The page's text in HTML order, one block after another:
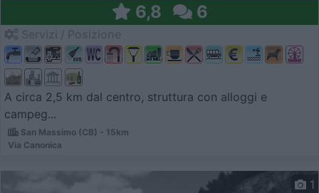
6,8 6
A circa 2,5 km dal centro, struttura con alloggi e
campeg...
San Massimo (CB) - 15km
Via Canonica
1